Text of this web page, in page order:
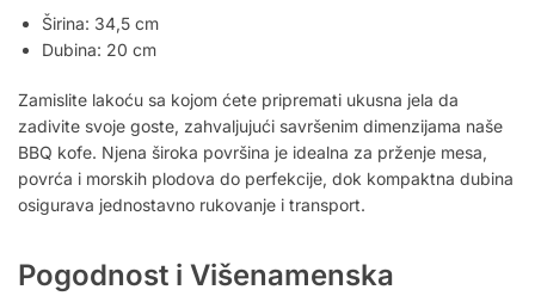
Širina: 34,5 cm
Dubina: 20 cm
Zamislite lakoću sa kojom ćete pripremati ukusna jela da
zadivite svoje goste, zahvaljujući savršenim dimenzijama naše
BBQ kofe. Njena široka površina je idealna za prženje mesa,
povrća i morskih plodova do perfekcije, dok kompaktna dubina
osigurava jednostavno rukovanje i transport.
Pogodnost i Višenamenska